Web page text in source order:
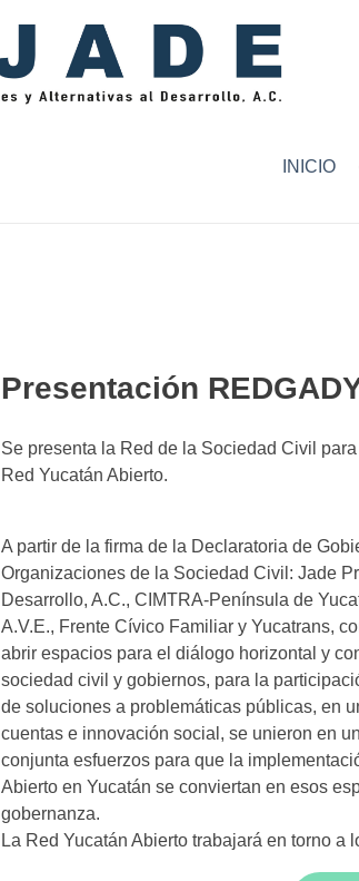
INICIO
Presentación
Se presenta la Red de la Sociedad Civil
Red Yucatán Abierto.
A partir de la firma de la Declaratoria de
Organizaciones de la Sociedad Civil: Jade
Desarrollo, A.C., CIMTRA-Península de
A.V.E., Frente Cívico Familiar y Yucatrans,
abrir espacios para el diálogo horizontal y
sociedad civil y gobiernos, para la
de soluciones a problemáticas públicas, en
cuentas e innovación social, se unieron en
conjunta esfuerzos para que la
Abierto en Yucatán se conviertan en esos
gobernanza.
La Red Yucatán Abierto trabajará en torno a